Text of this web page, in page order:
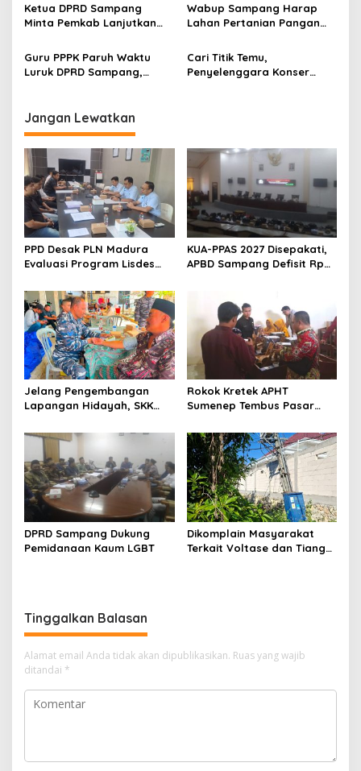
Ketua DPRD Sampang
Minta Pemkab Lanjutkan
Masyarakat
Wabup Sampang Harap
Lahan Pertanian Pangan
Guru PPPK Paruh Waktu
Luruk DPRD Sampang,
Cari Titik Temu,
Penyelenggara Konser
Jangan Lewatkan
PPD Desak PLN Madura
Evaluasi Program Lisdes
KUA-PPAS 2027 Disepakati,
APBD Sampang Defisit Rp
Jelang Pengembangan
Lapangan Hidayah, SKK
Perkuat Sinergi dengan
Nelayan Sampang
Rokok Kretek APHT
Sumenep Tembus Pasar
DPRD Sampang Dukung
Pemidanaan Kaum LGBT
Dikomplain Masyarakat
Terkait Voltase dan Tiang
Tinggalkan Balasan
Alamat email Anda tidak akan dipublikasikan. Ruas yang wajib
ditandai *